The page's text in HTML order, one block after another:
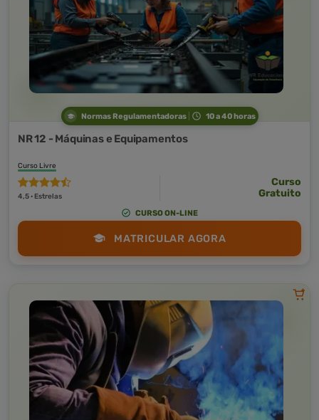
Normas Regulamentadoras 10 a 40 horas
NR 12 - Máquinas e Equipamentos
Curso Livre
4,5 · Estrelas
Curso
Gratuito
CURSO ON-LINE
MATRICULAR AGORA